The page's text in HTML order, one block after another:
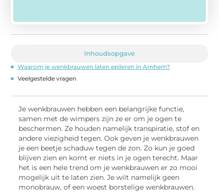
Inhoudsopgave
Waarom je wenkbrauwen laten epileren in Arnhem?
Veelgestelde vragen
Je wenkbrauwen hebben een belangrijke functie,
samen met de wimpers zijn ze er om je ogen te
beschermen. Ze houden namelijk transpiratie, stof en
andere viezigheid tegen. Ook geven je wenkbrauwen
je een beetje schaduw tegen de zon. Zo kun je goed
blijven zien en komt er niets in je ogen terecht. Maar
het is een hele trend om je wenkbrauwen er zo mooi
mogelijk uit te laten zien. Je wilt namelijk geen
monobrauw, of een woest borstelige wenkbrauwen.